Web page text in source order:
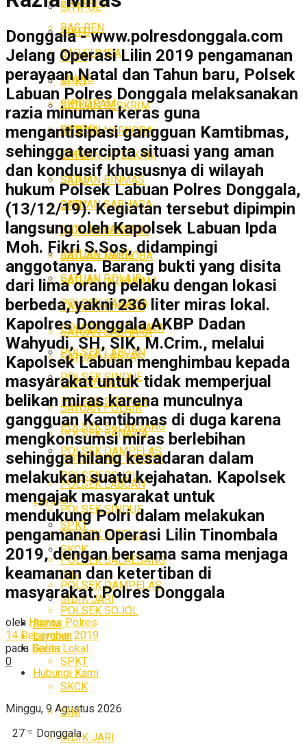
SITIPOL
SIKEU
SIUM
SPKT
SATUAN RESKRIM
SATUAN NARKOBA
SATUAN INTELKAM
SATUAN BINMAS
SATUAN SABHARA
SATUAN LANTAS
SATUAN TAHTI
SATUAN POLAIR
POLSEK BANAWA
POLSEK RIO PAKAVA
POLSEK LABUAN
POLSEK SINDUE
POLSEK SIRENJA
POLSEK BALAESANG
POLSEK DAMPELAS
POLSEK SOJOL
Layanan
SPKT
SKCK
SIM
SIDIK JARI
Berita
Galeri
Hubungi Kami
Minggu, 9 Agustus 2026
27 °C Donggala
BAG REN
BAG SUMDA
SIWAS
SIPROPAM
SITIPOL
SIKEU
SIUM
SPKT
SATUAN RESKRIM
SATUAN NARKOBA
SATUAN INTELKAM
SATUAN BINMAS
SATUAN SABHARA
SATUAN LANTAS
SATUAN TAHTI
SATUAN POLAIR
POLSEK BANAWA
POLSEK RIO PAKAVA
POLSEK LABUAN
POLSEK SINDUE
POLSEK SIRENJA
POLSEK BALAESANG
POLSEK DAMPELAS
POLSEK SOJOL
Layanan
SPKT
SKCK
SIM
SIDIK JARI
Donggala - www.polresdonggala.com
Jelang Operasi Lilin 2019 pengamanan
perayaan Natal dan Tahun baru, Polsek
Labuan Polres Donggala melaksanakan
razia minuman keras guna
mengantisipasi gangguan Kamtibmas,
sehingga tercipta situasi yang aman
dan kondusif khususnya di wilayah
hukum Polsek Labuan Polres Donggala,
(13/12/19). Kegiatan tersebut dipimpin
langsung oleh Kapolsek Labuan Ipda
Moh. Fikri S.Sos, didampingi
anggotanya. Barang bukti yang disita
dari lima orang pelaku dengan lokasi
berbeda, yakni 236 liter miras lokal.
Kapolres Donggala AKBP Dadan
Wahyudi, SH, SIK, M.Crim., melalui
Kapolsek Labuan menghimbau kepada
masyarakat untuk tidak memperjual
belikan miras karena munculnya
gangguan Kamtibmas di duga karena
mengkonsumsi miras berlebihan
sehingga hilang kesadaran dalam
melakukan suatu kejahatan. Kapolsek
mengajak masyarakat untuk
mendukung Polri dalam melakukan
pengamanan Operasi Lilin Tinombala
2019, dengan bersama sama menjaga
keamanan dan ketertiban di
masyarakat. Polres Donggala
oleh Humas Polres
14 Desember 2019
pada Berita Lokal
0